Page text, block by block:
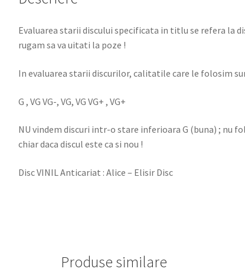
Evaluarea starii discului specificata in titlu se refera la
rugam sa va uitati la poze !
In evaluarea starii discurilor, calitatile care le folosim
G , VG VG-, VG, VG VG+ , VG+
NU vindem discuri intr-o stare inferioara G (buna) ; nu
chiar daca discul este ca si nou !
Disc VINIL Anticariat : Alice – Elisir Disc
Produse similare